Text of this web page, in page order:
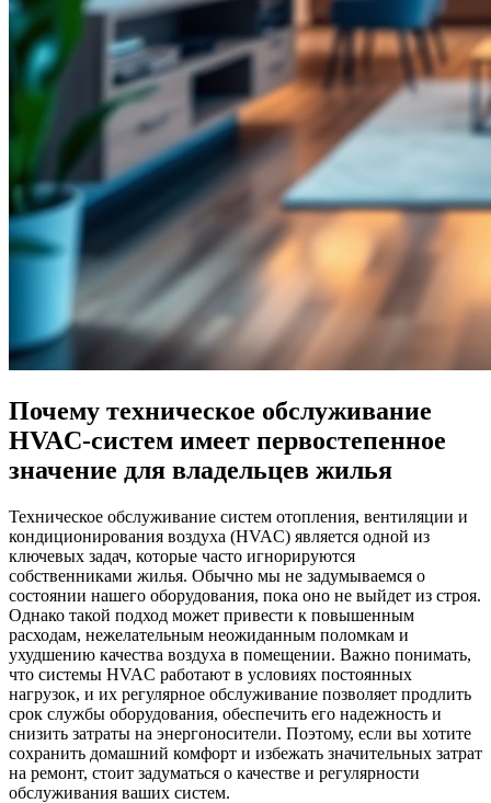
Почему техническое обслуживание
HVAC-систем имеет первостепенное
значение для владельцев жилья
Техническое обслуживание систем отопления, вентиляции и
кондиционирования воздуха (HVAC) является одной из
ключевых задач, которые часто игнорируются
собственниками жилья. Обычно мы не задумываемся о
состоянии нашего оборудования, пока оно не выйдет из строя.
Однако такой подход может привести к повышенным
расходам, нежелательным неожиданным поломкам и
ухудшению качества воздуха в помещении. Важно понимать,
что системы HVAC работают в условиях постоянных
нагрузок, и их регулярное обслуживание позволяет продлить
срок службы оборудования, обеспечить его надежность и
снизить затраты на энергоносители. Поэтому, если вы хотите
сохранить домашний комфорт и избежать значительных затрат
на ремонт, стоит задуматься о качестве и регулярности
обслуживания ваших систем.